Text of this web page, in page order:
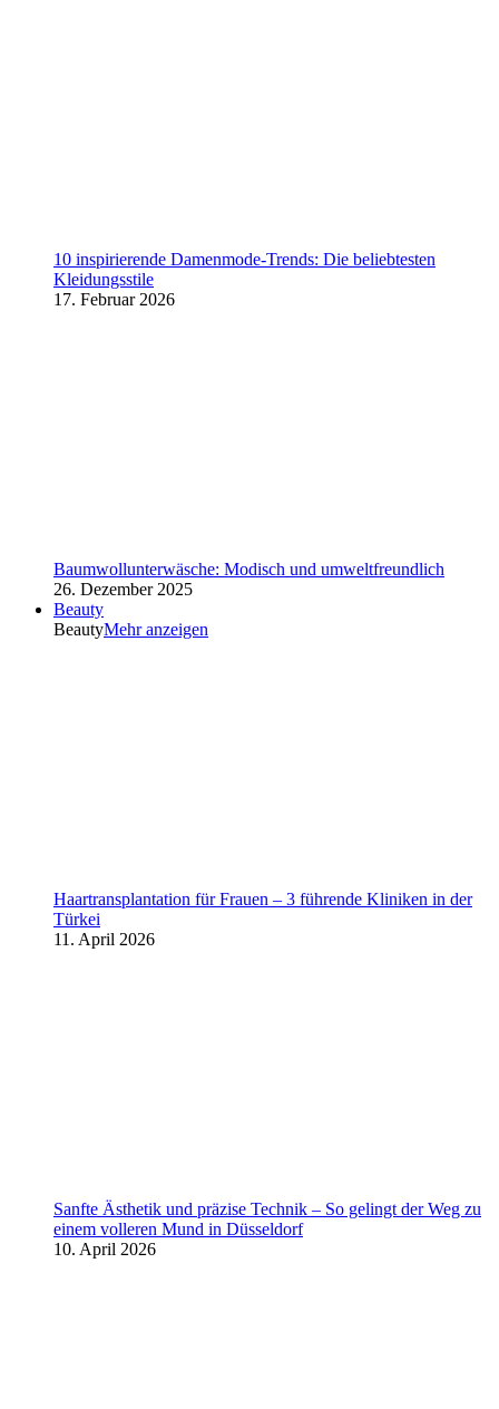
10 inspirierende Damenmode-Trends: Die beliebtesten
Kleidungsstile
17. Februar 2026
Baumwollunterwäsche: Modisch und umweltfreundlich
26. Dezember 2025
Beauty
BeautyMehr anzeigen
Haartransplantation für Frauen – 3 führende Kliniken in der
Türkei
11. April 2026
Sanfte Ästhetik und präzise Technik – So gelingt der Weg zu
einem volleren Mund in Düsseldorf
10. April 2026